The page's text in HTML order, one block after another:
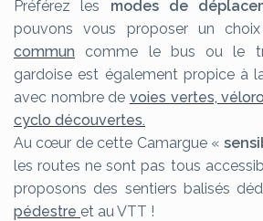
Préférez les modes de
pouvons vous proposer un
commun comme le bus ou le
gardoise est également propice à
avec nombre de voies vertes,
cyclo découvertes.
Au cœur de cette Camargue «
les routes ne sont pas tous
proposons des sentiers balisés
pédestre et au VTT !